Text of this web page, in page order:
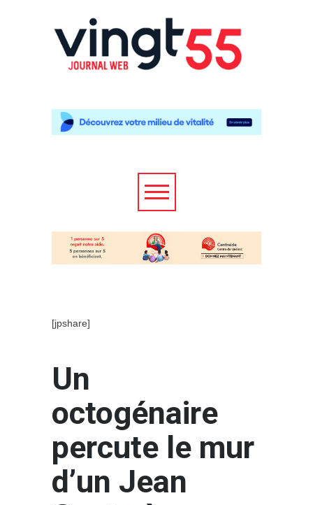
[jpshare]
Un
octogénaire
percute le mur
d’un Jean